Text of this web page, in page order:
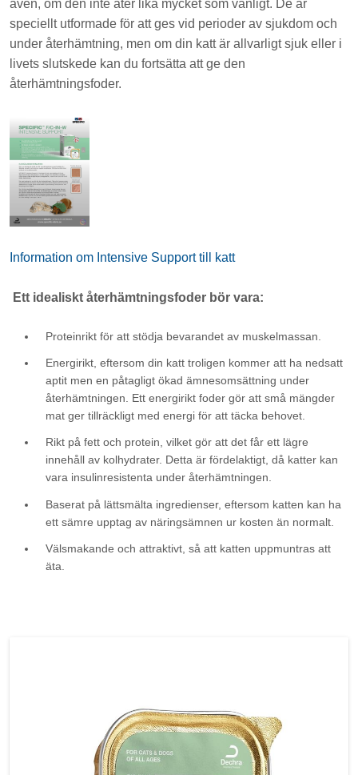
även, om den inte äter lika mycket som vanligt. De är
speciellt utformade för att ges vid perioder av sjukdom och
under återhämtning, men om din katt är allvarligt sjuk eller i
livets slutskede kan du fortsätta att ge den
återhämtningsfoder.
Information om Intensive Support till katt
Ett idealiskt återhämtningsfoder bör vara:
Proteinrikt för att stödja bevarandet av muskelmassan.
Energirikt, eftersom din katt troligen kommer att ha nedsatt
aptit men en påtagligt ökad ämnesomsättning under
återhämtningen. Ett energirikt foder gör att små mängder
mat ger tillräckligt med energi för att täcka behovet.
Rikt på fett och protein, vilket gör att det får ett lägre
innehåll av kolhydrater. Detta är fördelaktigt, då katter kan
vara insulinresistenta under återhämtningen.
Baserat på lättsmälta ingredienser, eftersom katten kan ha
ett sämre upptag av näringsämnen ur kosten än normalt.
Välsmakande och attraktivt, så att katten uppmuntras att
äta.